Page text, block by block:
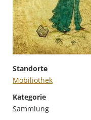
Standorte
Mobiliothek
Kategorie
Sammlung